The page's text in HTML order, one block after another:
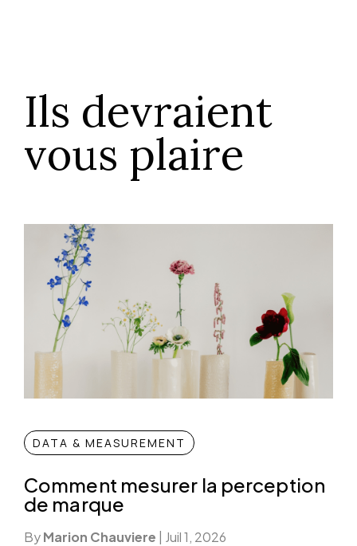
Ils devraient
vous plaire
DATA & MEASUREMENT
Comment mesurer la perception
de marque
ByMarion Chauviere | Juil 1, 2026